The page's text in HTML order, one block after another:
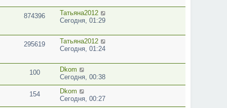
874396
Татьяна2012
Сегодня, 01:29
295619
Татьяна2012
Сегодня, 01:24
100
Dkom
Сегодня, 00:38
154
Dkom
Сегодня, 00:27